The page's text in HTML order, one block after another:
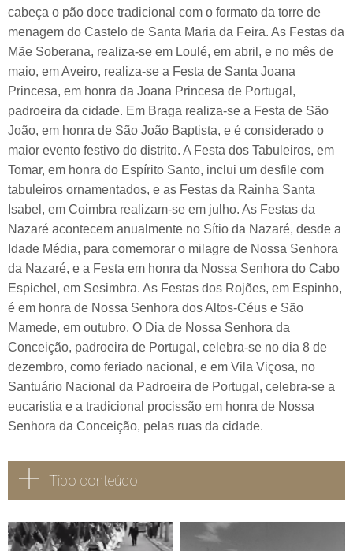
cabeça o pão doce tradicional com o formato da torre de
menagem do Castelo de Santa Maria da Feira. As Festas da
Mãe Soberana, realiza-se em Loulé, em abril, e no mês de
maio, em Aveiro, realiza-se a Festa de Santa Joana
Princesa, em honra da Joana Princesa de Portugal,
padroeira da cidade. Em Braga realiza-se a Festa de São
João, em honra de São João Baptista, e é considerado o
maior evento festivo do distrito. A Festa dos Tabuleiros, em
Tomar, em honra do Espírito Santo, inclui um desfile com
tabuleiros ornamentados, e as Festas da Rainha Santa
Isabel, em Coimbra realizam-se em julho. As Festas da
Nazaré acontecem anualmente no Sítio da Nazaré, desde a
Idade Média, para comemorar o milagre de Nossa Senhora
da Nazaré, e a Festa em honra da Nossa Senhora do Cabo
Espichel, em Sesimbra. As Festas dos Rojões, em Espinho,
é em honra de Nossa Senhora dos Altos-Céus e São
Mamede, em outubro. O Dia de Nossa Senhora da
Conceição, padroeira de Portugal, celebra-se no dia 8 de
dezembro, como feriado nacional, e em Vila Viçosa, no
Santuário Nacional da Padroeira de Portugal, celebra-se a
eucaristia e a tradicional procissão em honra de Nossa
Senhora da Conceição, pelas ruas da cidade.
Tipo conteúdo: